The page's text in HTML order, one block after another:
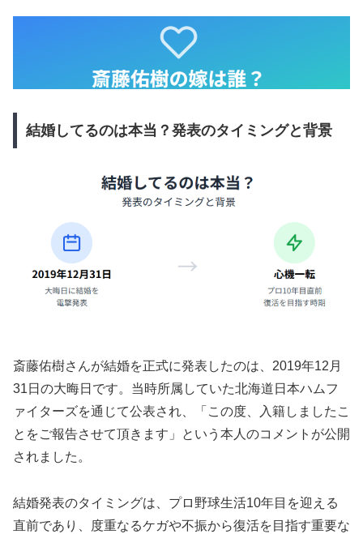
結婚してるのは本当？発表のタイミングと背景
斎藤佑樹さんが結婚を正式に発表したのは、2019年12月
31日の大晦日です。当時所属していた北海道日本ハムフ
ァイターズを通じて公表され、「この度、入籍しましたこ
とをご報告させて頂きます」という本人のコメントが公開
されました。
結婚発表のタイミングは、プロ野球生活10年目を迎える
直前であり、度重なるケガや不振から復活を目指す重要な